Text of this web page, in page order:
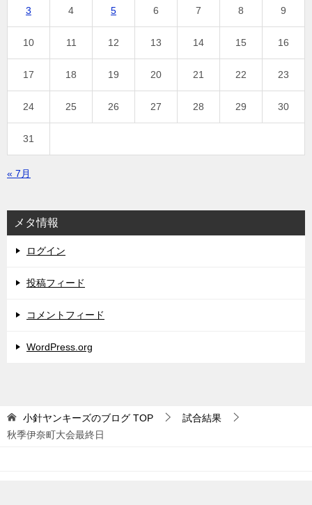
3 4 5 6 7 8 9
10 11 12 13 14 15 16
17 18 19 20 21 22 23
24 25 26 27 28 29 30
31
« 7月
メタ情報
ログイン
投稿フィード
コメントフィード
WordPress.org
小針ヤンキーズのブログ TOP
試合結果
秋季伊奈町大会最終日